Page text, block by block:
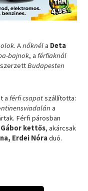
. Anőknéla Deta
bajnok, aférfiaknál
szerzettBudapesten
aférfi csapatszállította:
a
Férfi párosban
Gábor kettős, akárcsak
Erdei Nóraduó.